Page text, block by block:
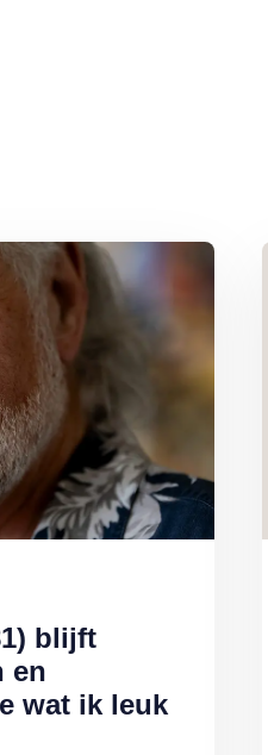
blijft
en
wat ik leuk
liedjes schrijven en optreden: